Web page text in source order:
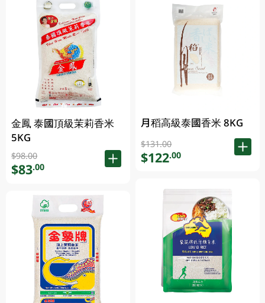
金鳳 泰國頂級茉莉香米
5KG
$98.00
$83.00
月稻高級泰國香米 8KG
$131.00
$122.00